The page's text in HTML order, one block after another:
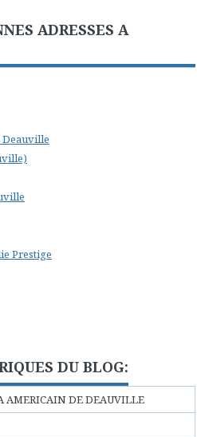
ADRESSES A
Deauville
Prestige
DU BLOG:
AMERICAIN DE DEAUVILLE